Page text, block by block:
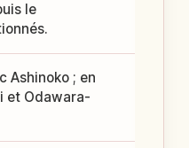
le
Ashinoko ; en
et Odawara-